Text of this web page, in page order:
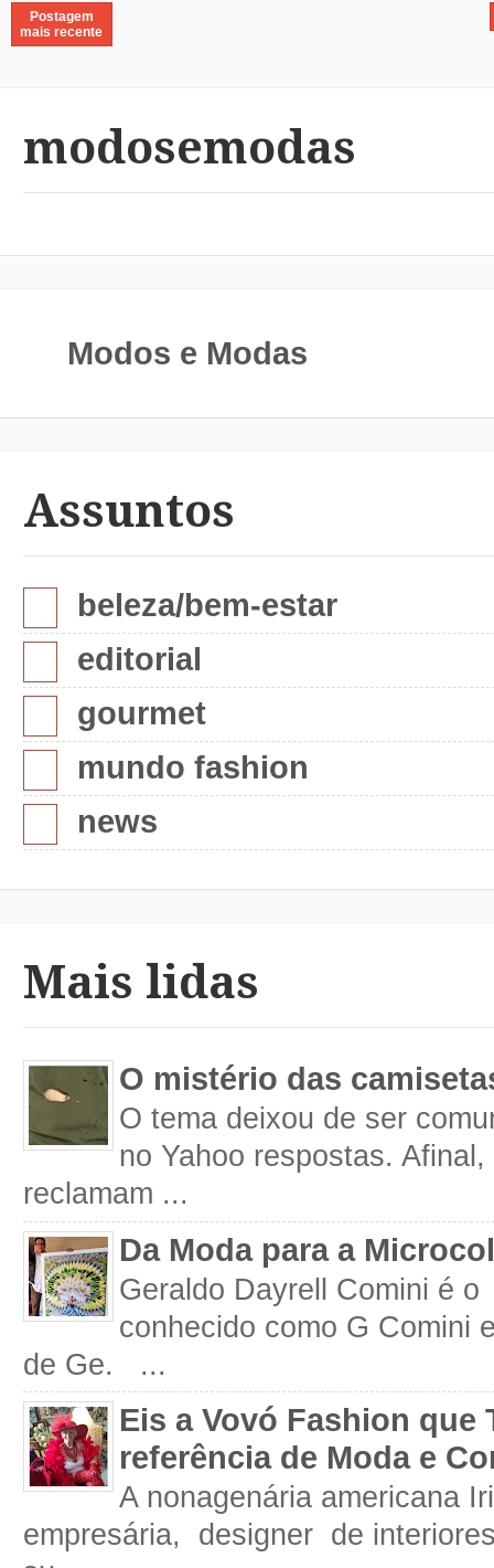
Postagem
mais recente
modosemodas
Modos e Modas
Assuntos
beleza/bem-estar
editorial
gourmet
mundo fashion
news
Mais lidas
O mistério das
O tema deixou de ser
no Yahoo respostas.
reclamam ...
Da Moda para a
Geraldo Dayrell Comini é
conhecido como G Comini
de Ge. ...
Eis a Vovó Fashion que
referência de Moda e
A nonagenária americana
empresária, designer de